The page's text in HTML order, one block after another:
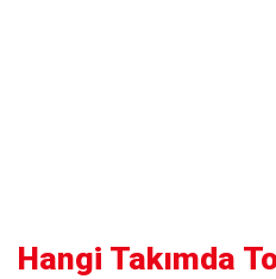
Hangi Takımda